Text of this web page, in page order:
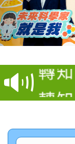
【
學
結
【
學
結
轉
賽
賽
轉